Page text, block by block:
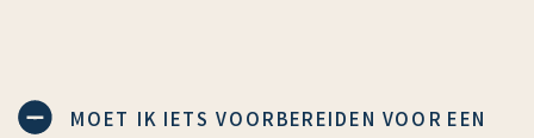
MOET IK IETS VOORBEREIDEN VOOR EEN